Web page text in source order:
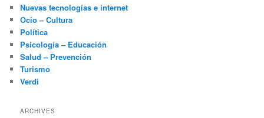
Nuevas tecnologías e internet
Ocio – Cultura
Política
Psicología – Educación
Salud – Prevención
Turismo
Verdi
ARCHIVES